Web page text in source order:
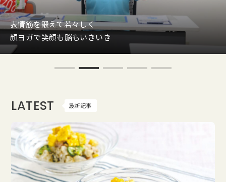
表情筋を鍛えて若々しく
顔ヨガで笑顔も脳もいきいき
LATEST 最新記事